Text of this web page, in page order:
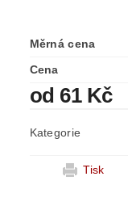
Měrná cena
Cena
od 61 Kč
Kategorie
Tisk